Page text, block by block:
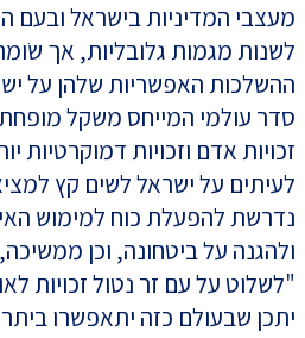
מעצבי המדיניות בישראל ובעם
לשנות מגמות גלובליות, אך
ההשלכות האפשריות שלהן על
סדר עולמי המייחס משקל
זכויות אדם וזכויות דמוקרטיות
לעיתים על ישראל לשים קץ
נדרשת להפעלת כוח למימוש
ולהגנה על ביטחונה, וכן
"לשלוט על עם זר נטול זכויות
יתכן שבעולם כזה יתאפשרו